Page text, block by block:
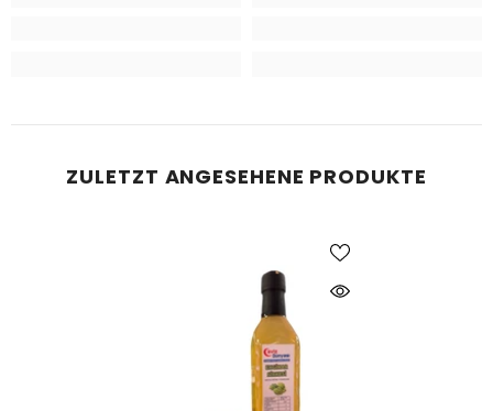
ZULETZT ANGESEHENE PRODUKTE